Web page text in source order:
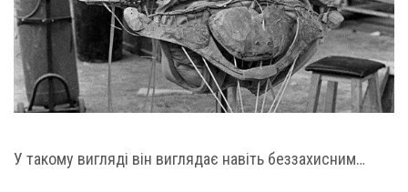
У такому вигляді він виглядає навіть беззахисним…